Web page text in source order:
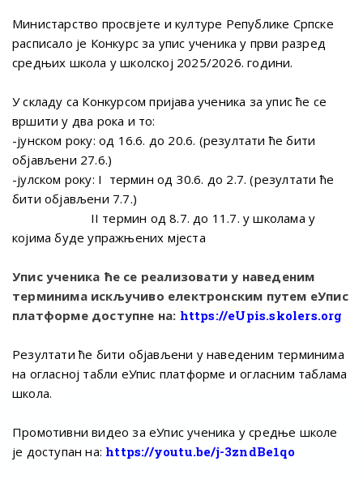
Министарство просвјете и културе Републике Српске
расписало је Конкурс за упис ученика у први разред
средњих школа у школској 2025/2026. години.
У складу са Конкурсом пријава ученика за упис ће се
вршити у два рока и то:
-јунском року: од 16.6. до 20.6. (резултати ће бити
објављени 27.6.)
-јулском року: I термин од 30.6. до 2.7. (резултати ће
бити објављени 7.7.)
II термин од 8.7. до 11.7. у школама у
којима буде упражњених мјеста
Упис ученика ће се реализовати у наведеним
терминима искључиво електронским путем еУпис
платформе доступне на: https://eUpis.skolers.org
Резултати ће бити објављени у наведеним терминима
на огласној табли еУпис платформе и огласним таблама
школа.
Промотивни видео за еУпис ученика у средње школе
је доступан на:https://youtu.be/j-3zndBe1qo